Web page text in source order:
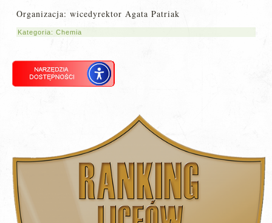
Organizacja: wicedyrektor Agata Patriak
Kategoria:Chemia